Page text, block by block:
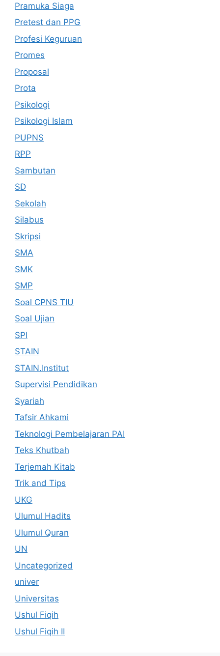
Pramuka Siaga
Pretest dan PPG
Profesi Keguruan
Promes
Proposal
Prota
Psikologi
Psikologi Islam
PUPNS
RPP
Sambutan
SD
Sekolah
Silabus
Skripsi
SMA
SMK
SMP
Soal CPNS TIU
Soal Ujian
SPI
STAIN
STAIN.Institut
Supervisi Pendidikan
Syariah
Tafsir Ahkami
Teknologi Pembelajaran PAI
Teks Khutbah
Terjemah Kitab
Trik and Tips
UKG
Ulumul Hadits
Ulumul Quran
UN
Uncategorized
univer
Universitas
Ushul Fiqih
Ushul Fiqih II